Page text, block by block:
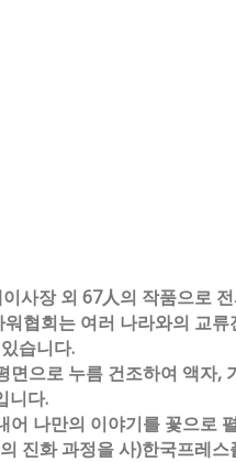
사장 외 67人의 작품으로
협회는 여러 나라와의 교
습니다.
으로 누름 건조하여 액자,
니다.
나만의 이야기를 꽃으로
진화 과정을 사)한국프레스